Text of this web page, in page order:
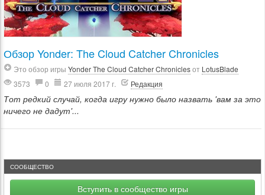
Обзор Yonder: The Cloud Catcher Chronicles
Это обзор игры Yonder The Cloud Catcher Chroniclesот LotusBlade
3573
0 27 июля 2017 г. Редакция
Тот редкий случай, когда игру нужно было назвать 'вам за это
ничего не дадут'...
СООБЩЕСТВО
Вступить в сообщество игры